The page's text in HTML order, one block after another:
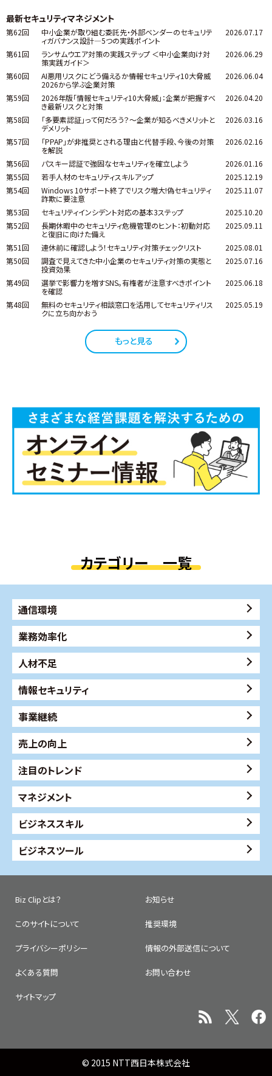
最新セキュリティマネジメント
第62回
中小企業が取り組む委託先・外部ベンダーのセキュリテ
ィガバナンス設計―5つの実践ポイント
2026.07.17
第61回
ランサムウエア対策の実践ステップ ＜中小企業向け対
策実践ガイド＞
2026.06.29
第60回
AI悪用リスクにどう備えるか――情報セキュリティ10大脅威
2026から学ぶ企業対策
2026.06.04
第59回
2026年版「情報セキュリティ10大脅威」：企業が把握すべ
き最新リスクと対策
2026.04.20
第58回
「多要素認証」って何だろう？～企業が知るべきメリットと
デメリット
2026.03.16
第57回
「PPAP」が非推奨とされる理由と代替手段、今後の対策
を解説
2026.02.16
第56回 パスキー認証で強固なセキュリティを確立しよう
2026.01.16
第55回
若手人材のセキュリティスキルアップ
2025.12.19
第54回
Windows 10サポート終了でリスク増大!偽セキュリティ
詐欺に要注意
2025.11.07
第53回 セキュリティインシデント対応の基本3ステップ
2025.10.20
第52回
長期休暇中のセキュリティ危機管理のヒント：初動対応
と復旧に向けた備え
2025.09.11
第51回 連休前に確認しよう！セキュリティ対策チェックリスト
2025.08.01
第50回
調査で見えてきた中小企業のセキュリティ対策の実態と
投資効果
2025.07.16
第49回
選挙で影響力を増すSNS。有権者が注意すべきポイント
を確認
2025.06.18
第48回
無料のセキュリティ相談窓口を活用してセキュリティリス
クに立ち向かおう
2025.05.19
もっと見る
カテゴリー 一覧
通信環境
業務効率化
人材不足
情報セキュリティ
事業継続
売上の向上
注目のトレンド
マネジメント
ビジネススキル
ビジネスツール
Biz Clipとは？ お知らせ
このサイトについて 推奨環境
プライバシーポリシー 情報の外部送信について
よくある質問 お問い合わせ
サイトマップ
© 2015 NTT西日本株式会社